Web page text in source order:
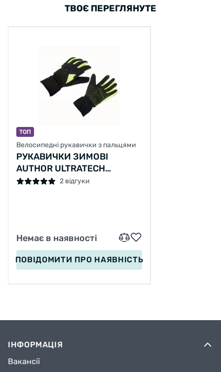
ТВОЄ ПЕРЕГЛЯНУТЕ
ТОП
Велосипедні рукавички з пальцями
РУКАВИЧКИ ЗИМОВІ
AUTHOR ULTRATECH
THERMO M2 відгуки
Немає в наявності
ПОВІДОМИТИ ПРО НАЯВНІСТЬ
ІНФОРМАЦІЯ
Вакансії